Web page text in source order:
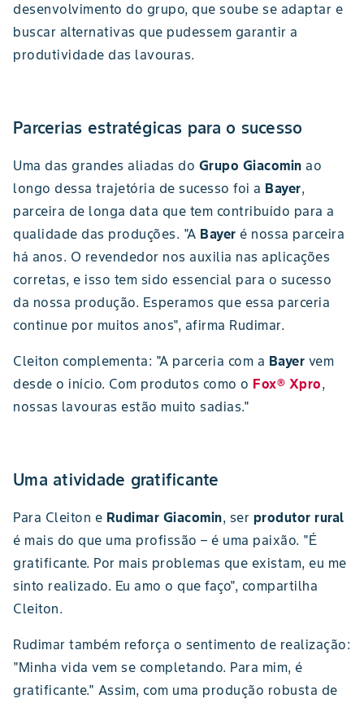
desenvolvimento do grupo, que soube se adaptar e
buscar alternativas que pudessem garantir a
produtividade das lavouras.
Parcerias estratégicas para o sucesso
Uma das grandes aliadas do Grupo Giacomin ao
longo dessa trajetória de sucesso foi a Bayer,
parceira de longa data que tem contribuído para a
qualidade das produções. "A Bayer é nossa parceira
há anos. O revendedor nos auxilia nas aplicações
corretas, e isso tem sido essencial para o sucesso
da nossa produção. Esperamos que essa parceria
continue por muitos anos", afirma Rudimar.
Cleiton complementa: "A parceria com a Bayer vem
desde o início. Com produtos como o Fox® Xpro,
nossas lavouras estão muito sadias."
Uma atividade gratificante
Para Cleiton e Rudimar Giacomin, ser produtor rural
é mais do que uma profissão – é uma paixão. "É
gratificante. Por mais problemas que existam, eu me
sinto realizado. Eu amo o que faço", compartilha
Cleiton.
Rudimar também reforça o sentimento de realização:
"Minha vida vem se completando. Para mim, é
gratificante." Assim, com uma produção robusta de